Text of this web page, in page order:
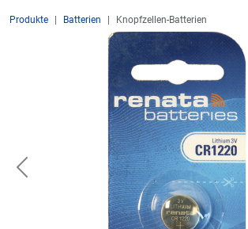
Produkte Batterien Knopfzellen-Batterien
Previous